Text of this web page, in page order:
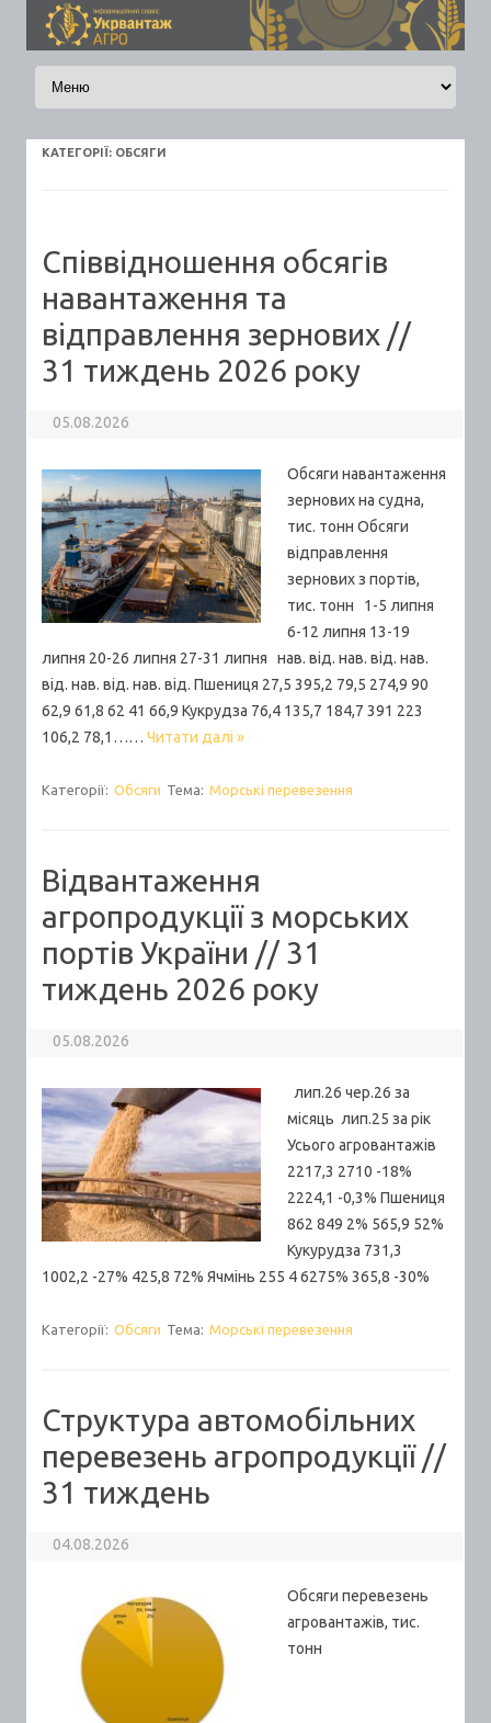
Skip to content
КАТЕГОРІЇ: ОБСЯГИ
Співвідношення обсягів
навантаження та
відправлення зернових //
31 тиждень 2026 року
05.08.2026
Обсяги навантаження
зернових на судна,
тис. тонн Обсяги
відправлення
зернових з портів,
тис. тонн 1-5 липня
6-12 липня 13-19
липня 20-26 липня 27-31 липня нав. від. нав. від. нав.
від. нав. від. нав. від. Пшениця 27,5 395,2 79,5 274,9 90
62,9 61,8 62 41 66,9 Кукрудза 76,4 135,7 184,7 391 223
106,2 78,1…… Читати далі »
Категорії: Обсяги Тема: Морські перевезення
Відвантаження
агропродукції з морських
портів України // 31
тиждень 2026 року
05.08.2026
лип.26 чер.26 за
місяць лип.25 за рік
Усього агровантажів
2217,3 2710 -18%
2224,1 -0,3% Пшениця
862 849 2% 565,9 52%
Кукурудза 731,3
1002,2 -27% 425,8 72% Ячмінь 255 4 6275% 365,8 -30%
Категорії: Обсяги Тема: Морські перевезення
Структура автомобільних
перевезень агропродукції //
31 тиждень
04.08.2026
Обсяги перевезень
агровантажів, тис.
тонн